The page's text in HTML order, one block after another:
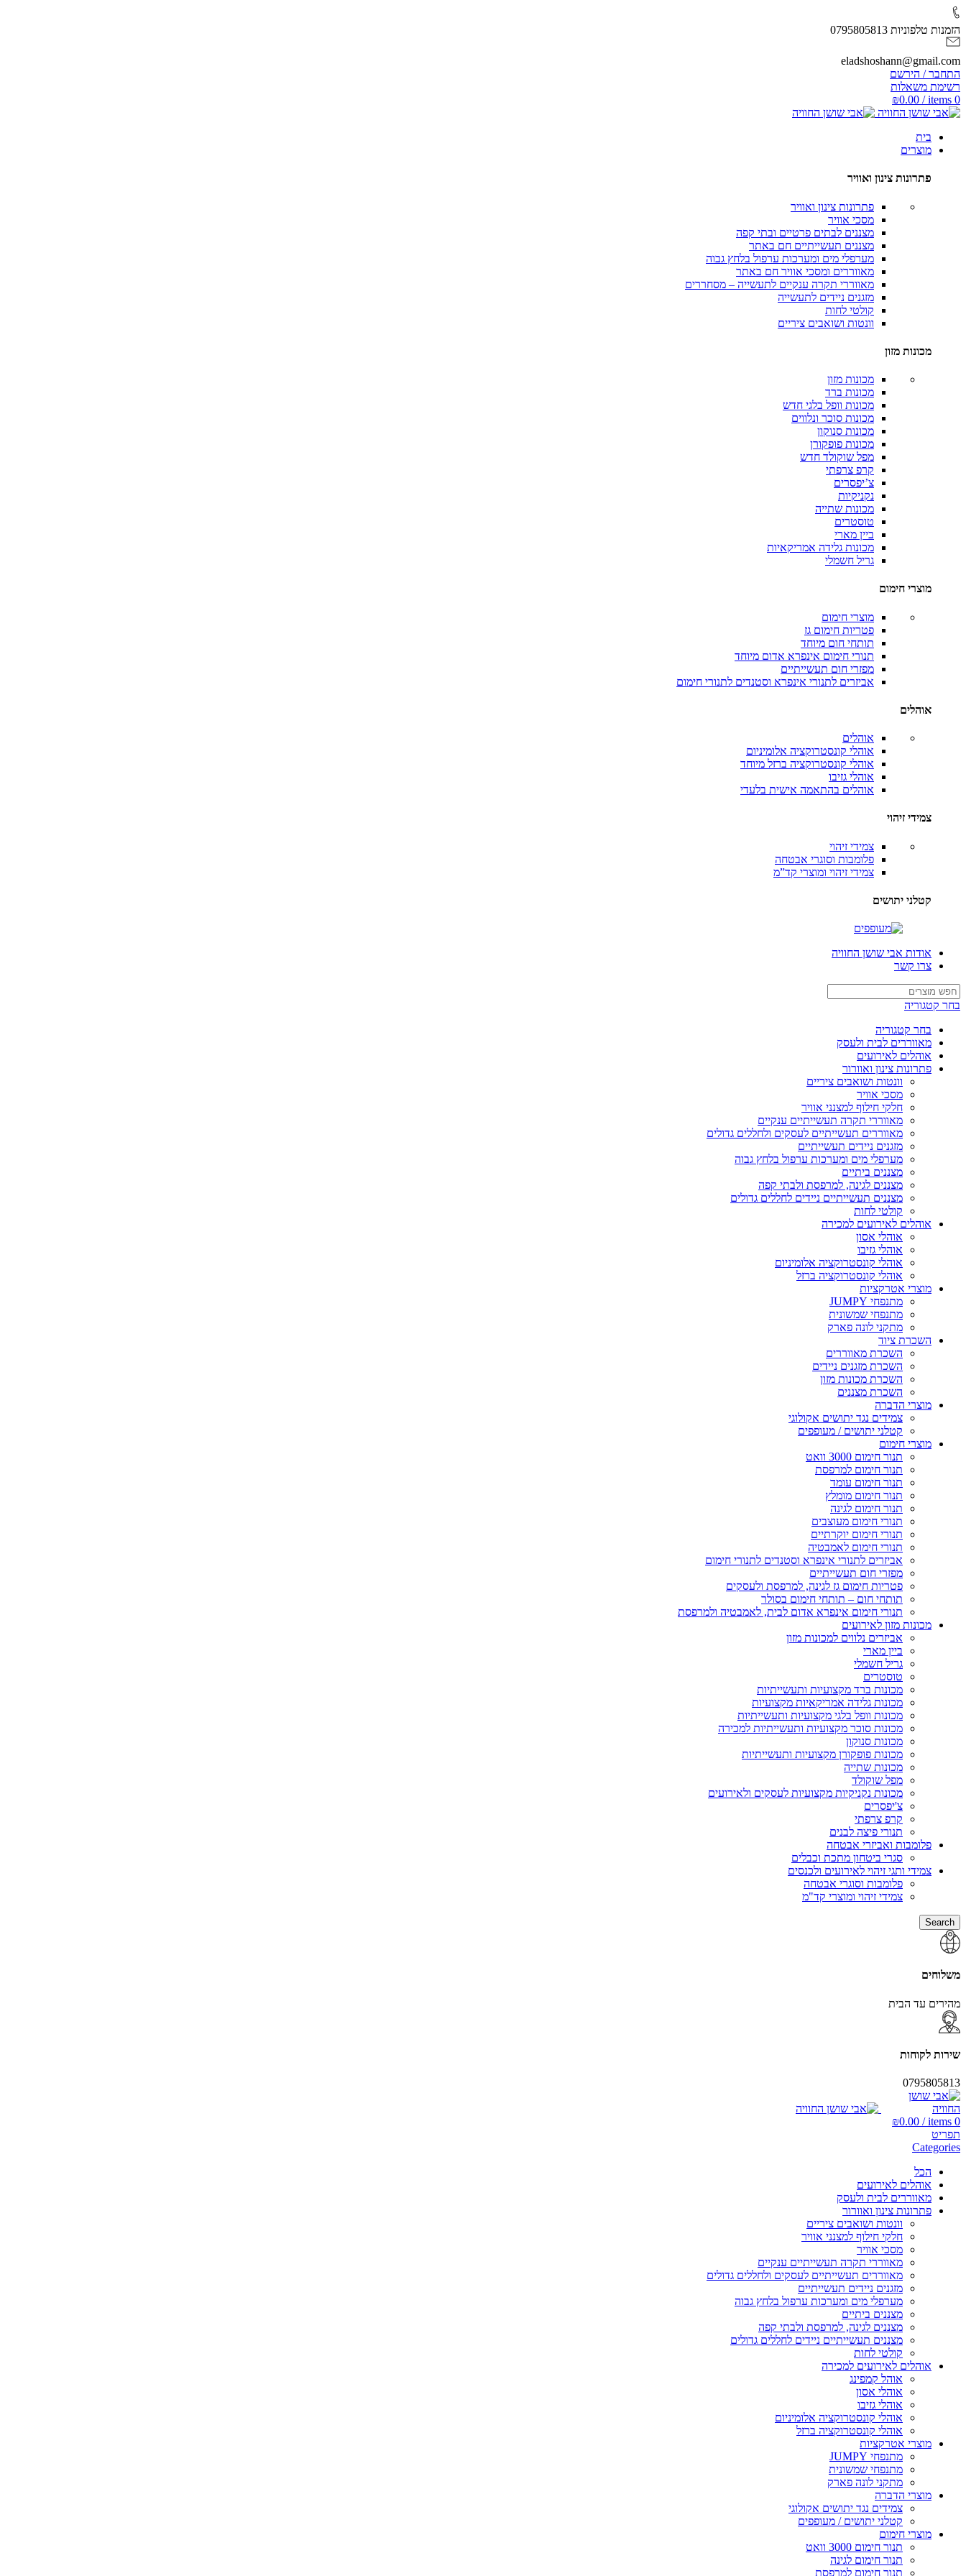
הזמנות טלפוניות 0795805813
eladshoshann@gmail.com
התחבר / הירשם
רשימת משאלות
0
items
/
₪0.00
בית
מוצרים
פתרונות צינון ואוויר
פתרונות צינון ואוויר
מסכי אוויר
מצננים לבתים פרטיים ובתי קפה
מצננים תעשייתיים חם באתר
מערפלי מים ומערכות ערפול בלחץ גבוה
מאווררים ומסכי אוויר חם באתר
מאווררי תקרה ענקיים לתעשייה – מסחררים
מזגנים ניידים לתעשייה
קולטי לחות
וונטות ושואבים ציריים
מכונות מזון
מכונות מזון
מכונות ברד
מכונות וופל בלגי חדש
מכונות סוכר ונלווים
מכונות סנוקון
מכונות פופקורן
מפל שוקולד חדש
קרפ צרפתי
צ’יפסרים
נקניקיות
מכונות שתייה
טוסטרים
ביין מארי
מכונות גלידה אמריקאיות
גריל חשמלי
מוצרי חימום
מוצרי חימום
פטריות חימום גז
תותחי חום מיוחד
תנורי חימום אינפרא אדום מיוחד
מפזרי חום תעשייתיים
אביזרים לתנורי אינפרא וסטנדים לתנורי חימום
אוהלים
אוהלים
אוהלי קונסטרוקציה אלומיניום
אוהלי קונסטרוקציה ברזל מיוחד
אוהלי גזיבו
אוהלים בהתאמה אישית בלעדי
צמידי זיהוי
צמידי זיהוי
פלומבות וסוגרי אבטחה
צמידי זיהוי ומוצרי קד”מ
קטלני יתושים
אודות אבי שושן החוויה
צרו קשר
בחר קטגוריה
בחר קטגוריה
מאווררים לבית ולעסק
אוהלים לאירועים
פתרונות צינון ואוורור
וונטות ושואבים ציריים
מסכי אוויר
חלקי חילוף למצנני אוויר
מאווררי תקרה תעשייתיים ענקיים
מאווררים תעשייתיים לעסקים ולחללים גדולים
מזגנים ניידים תעשייתיים
מערפלי מים ומערכות ערפול בלחץ גבוה
מצננים ביתיים
מצננים לגינה, למרפסת ולבתי קפה
מצננים תעשייתיים ניידים לחללים גדולים
קולטי לחות
אוהלים לאירועים למכירה
אוהלי אסון
אוהלי גזיבו
אוהלי קונסטרוקציה אלומיניום
אוהלי קונסטרוקציה ברזל
מוצרי אטרקציות
מתנפחי JUMPY
מתנפחי שמשונית
מתקני לונה פארק
השכרת ציוד
השכרת מאווררים
השכרת מזגנים ניידים
השכרת מכונות מזון
השכרת מצננים
מוצרי הדברה
צמידים נגד יתושים אקולוגי
קטלני יתושים / מעופפים
מוצרי חימום
תנור חימום 3000 וואט
תנור חימום למרפסת
תנור חימום עומד
תנור חימום מומלץ
תנור חימום לגינה
תנורי חימום מעוצבים
תנורי חימום יוקרתיים
תנורי חימום לאמבטיה
אביזרים לתנורי אינפרא וסטנדים לתנורי חימום
מפזרי חום תעשייתיים
פטריות חימום גז לגינה, למרפסת ולעסקים
תותחי חום – תותחי חימום בסולר
תנורי חימום אינפרא אדום לבית, לאמבטיה ולמרפסת
מכונות מזון לאירועים
אביזרים נלווים למכונות מזון
ביין מארי
גריל חשמלי
טוסטרים
מכונות ברד מקצועיות ותעשייתיות
מכונות גלידה אמריקאיות מקצועיות
מכונות וופל בלגי מקצועיות ותעשייתיות
מכונות סוכר מקצועיות ותעשייתיות למכירה
מכונות סנוקון
מכונות פופקורן מקצועיות ותעשייתיות
מכונות שתייה
מפל שוקולד
מכונות נקניקיות מקצועיות לעסקים ולאירועים
צ'יפסרים
קרפ צרפתי
תנורי פיצה לבנים
פלומבות ואביזרי אבטחה
סגרי ביטחון מתכת וכבלים
צמידי ותגי זיהוי לאירועים ולכנסים
פלומבות וסוגרי אבטחה
צמידי זיהוי ומוצרי קד"מ
Search
משלוחים
מהירים עד הבית
שירות לקוחות
0795805813
0
items
/
₪0.00
תפריט
Categories
הכל
אוהלים לאירועים
מאווררים לבית ולעסק
פתרונות צינון ואוורור
וונטות ושואבים ציריים
חלקי חילוף למצנני אוויר
מסכי אוויר
מאווררי תקרה תעשייתיים ענקיים
מאווררים תעשייתיים לעסקים ולחללים גדולים
מזגנים ניידים תעשייתיים
מערפלי מים ומערכות ערפול בלחץ גבוה
מצננים ביתיים
מצננים לגינה, למרפסת ולבתי קפה
מצננים תעשייתיים ניידים לחללים גדולים
קולטי לחות
אוהלים לאירועים למכירה
אוהל קמפינג
אוהלי אסון
אוהלי גזיבו
אוהלי קונסטרוקציה אלומיניום
אוהלי קונסטרוקציה ברזל
מוצרי אטרקציות
מתנפחי JUMPY
מתנפחי שמשונית
מתקני לונה פארק
מוצרי הדברה
צמידים נגד יתושים אקולוגי
קטלני יתושים / מעופפים
מוצרי חימום
תנור חימום 3000 וואט
תנור חימום לגינה
תנור חימום למרפסת